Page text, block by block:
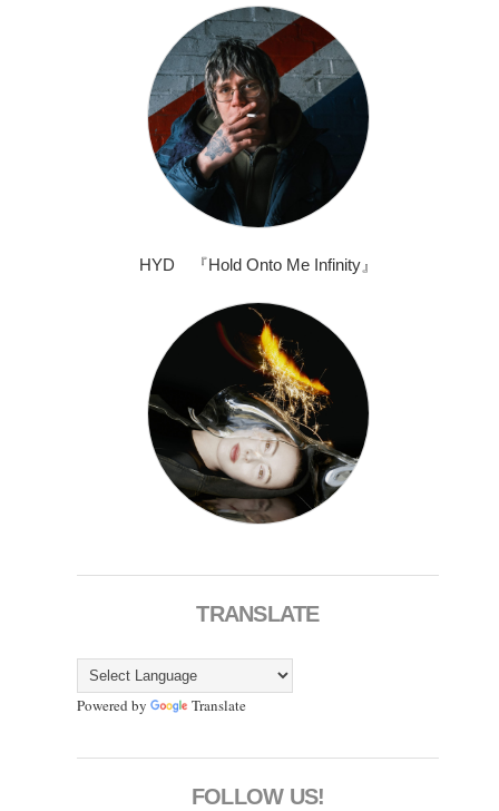
HYD 『Hold Onto Me Infinity』
TRANSLATE
Powered by Translate
FOLLOW US!